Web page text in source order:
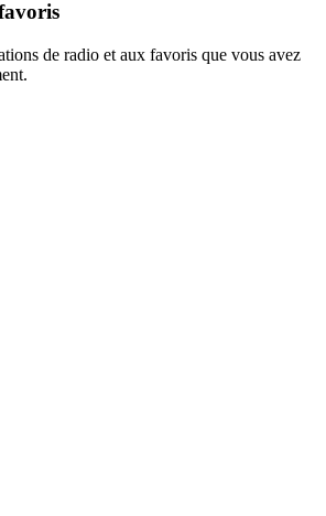
de radio et aux favoris que vous avez